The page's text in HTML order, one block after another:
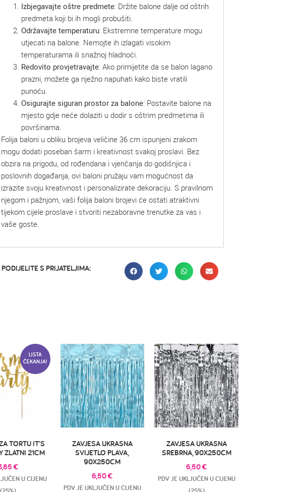
Izbjegavajte oštre predmete: Držite balone dalje od oštrih
predmeta koji bi ih mogli probušiti.
Održavajte temperaturu: Ekstremne temperature mogu
utjecati na balone. Nemojte ih izlagati visokim
temperaturama ili snažnoj hladnoći.
Redovito provjetravajte: Ako primijetite da se balon lagano
prazni, možete ga nježno napuhati kako biste vratili
punoću.
Osigurajte siguran prostor za balone: Postavite balone na
mjesto gdje neće dolaziti u dodir s oštrim predmetima ili
površinama.
Folija baloni u obliku brojeva veličine 36 cm ispunjeni zrakom
mogu dodati poseban šarm i kreativnost svakoj proslavi. Bez
obzira na prigodu, od rođendana i vjenčanja do godišnjica i
poslovnih događanja, ovi baloni pružaju vam mogućnost da
izrazite svoju kreativnost i personalizirate dekoraciju. S pravilnom
njegom i pažnjom, vaši folija baloni brojevi će ostati atraktivni
tijekom cijele proslave i stvoriti nezaboravne trenutke za vas i
vaše goste.
PODIJELITE S PRIJATELJIMA:
LISTA
ČEKANJA!
TORTU IT’S
ZLATNI 21CM
€
U CIJENU
ZAVJESA UKRASNA
SVIJETLO PLAVA,
90X250CM
6,50€
PDV JE UKLJUČEN U CIJENU
ZAVJESA UKRASNA
SREBRNA, 90X250CM
6,50€
PDV JE UKLJUČEN U CIJENU